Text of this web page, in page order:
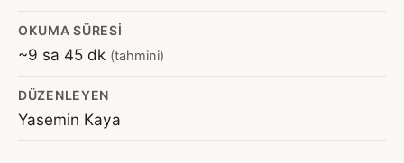
OKUMA SÜRESI
~9 sa 45 dk (tahmini)
DÜZENLEYEN
Yasemin Kaya